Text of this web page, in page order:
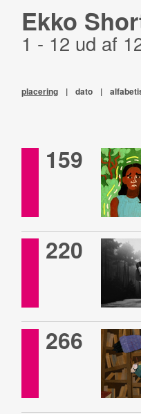
Ekko
1 - 12 ud af
placering | dato |
159
220
266